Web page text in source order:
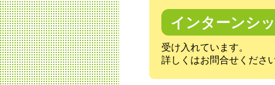
インターンシ
受け入れています。
詳しくはお問合せください